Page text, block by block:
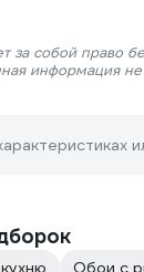
за собой право
информация
Обои с